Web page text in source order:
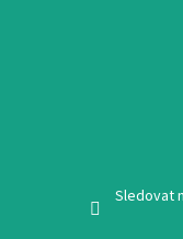
Sledovat